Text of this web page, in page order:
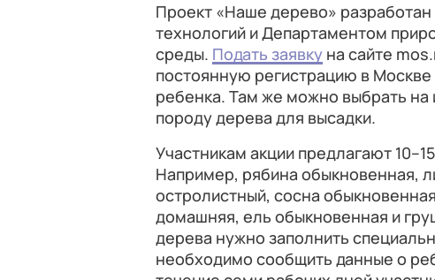
Проект «Наше дерево»
технологий и Департаментом
среды. Подать заявку на сайте
постоянную регистрацию в
ребенка. Там же можно выбрать на
породу дерева для высадки.
Участникам акции предлагают
Например, рябина обыкновенная,
остролистный, сосна
домашняя, ель обыкновенная и
дерева нужно заполнить
необходимо сообщить данные о